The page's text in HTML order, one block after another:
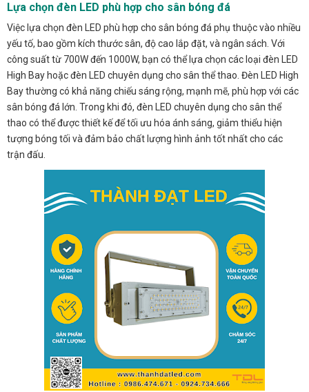
Lựa chọn đèn LED phù hợp cho sân bóng đá
Việc lựa chọn đèn LED phù hợp cho sân bóng đá phụ thuộc vào nhiều
yếu tố, bao gồm kích thước sân, độ cao lắp đặt, và ngân sách. Với
công suất từ 700W đến 1000W, bạn có thể lựa chọn các loại đèn LED
High Bay hoặc đèn LED chuyên dụng cho sân thể thao. Đèn LED High
Bay thường có khả năng chiếu sáng rộng, mạnh mẽ, phù hợp với các
sân bóng đá lớn. Trong khi đó, đèn LED chuyên dụng cho sân thể
thao có thể được thiết kế để tối ưu hóa ánh sáng, giảm thiểu hiện
tượng bóng tối và đảm bảo chất lượng hình ảnh tốt nhất cho các
trận đấu.